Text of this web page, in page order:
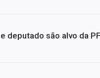
deputado são alvo da